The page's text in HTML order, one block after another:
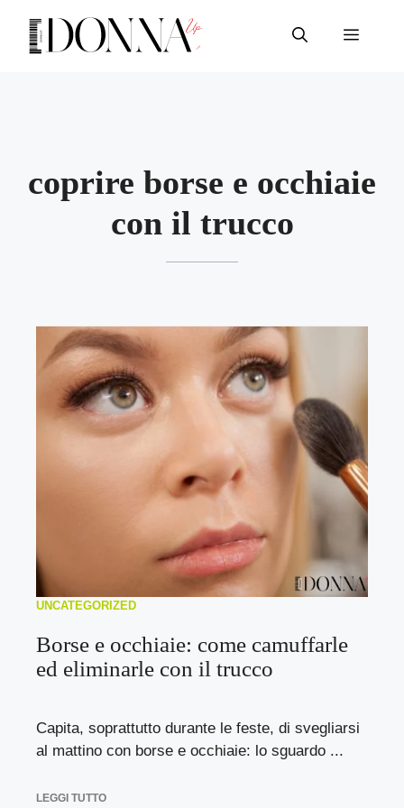
contenuto
Menu
coprire borse e occhiaie
con il trucco
UNCATEGORIZED
Borse e occhiaie: come camuffarle
ed eliminarle con il trucco
Capita, soprattutto durante le feste, di svegliarsi
al mattino con borse e occhiaie: lo sguardo ...
LEGGI TUTTO